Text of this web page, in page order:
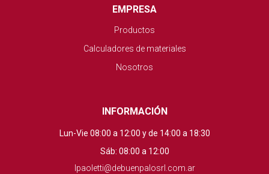
EMPRESA
Productos
Calculadores de materiales
Nosotros
INFORMACIÓN
Lun-Vie 08:00 a 12:00 y de 14:00 a 18:30
Sáb: 08:00 a 12:00
lpaoletti@debuenpalosrl.com.ar